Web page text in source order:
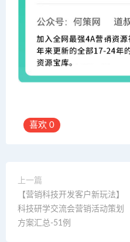
喜欢 0
上一篇
【营销科技开发客户新玩法】
科技研学交流会营销活动策划
方案汇总-51例